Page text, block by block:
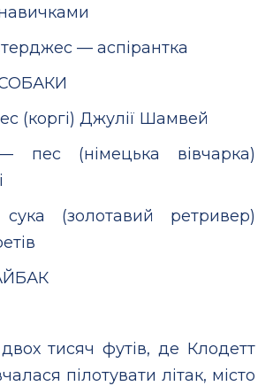
— аспірантка
(коргі) Джулії Шамвей
пес (німецька вівчарка)
(золотавий ретривер)
тисяч футів, де Клодетт
пілотувати літак, місто